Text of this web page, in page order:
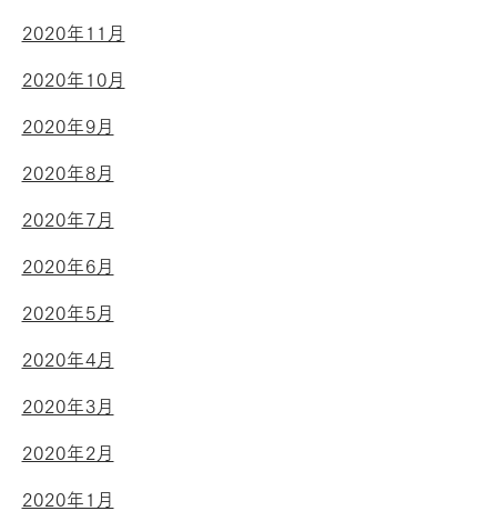
2020年11月
2020年10月
2020年9月
2020年8月
2020年7月
2020年6月
2020年5月
2020年4月
2020年3月
2020年2月
2020年1月